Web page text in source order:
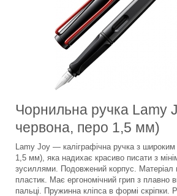
Чорнильна ручка Lamy
червона, перо 1,5 мм)
Lamy Joy — каліграфічна ручка з
1,5 мм), яка надихає красиво писати з
зусиллями. Подовжений корпус. Матеріал
пластик. Має ергономічний грип з плавно
пальці. Пружинна кліпса в формі скріпки.